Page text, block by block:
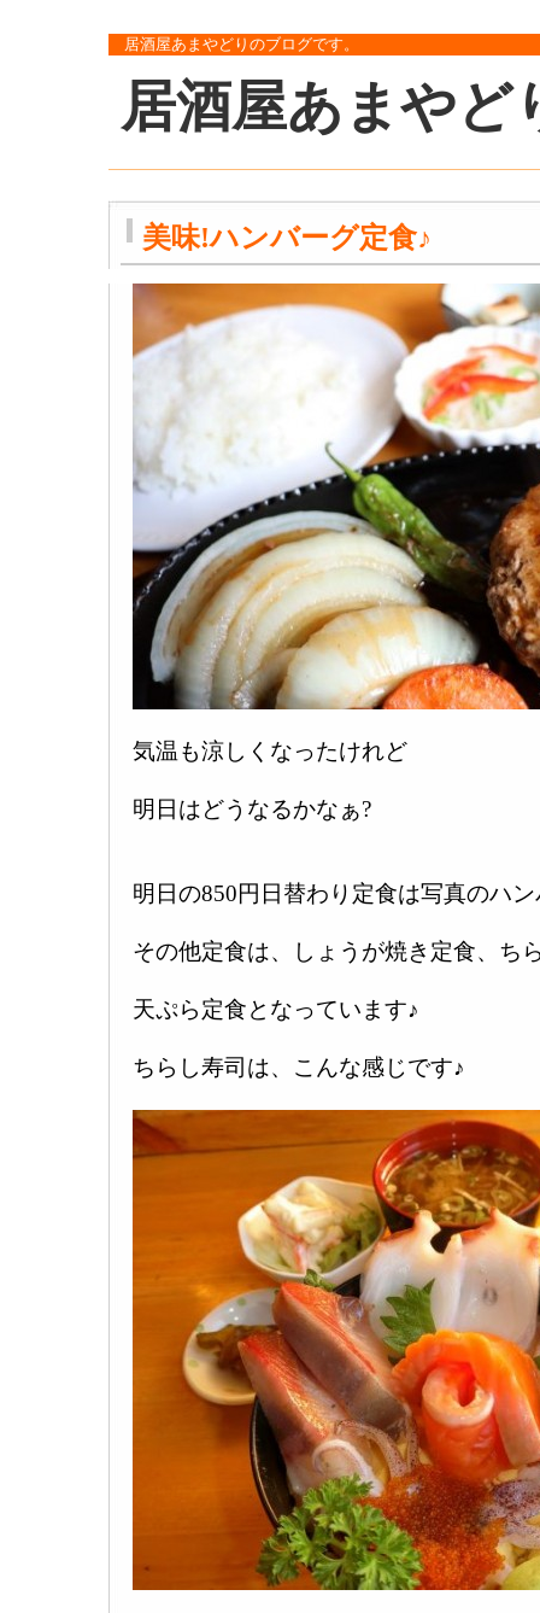
居酒屋あまやどりのブログです。
居酒屋あまやど
美味!ハンバーグ定食♪
気温も涼しくなったけれど
明日はどうなるかなぁ?
明日の850円日替わり定食は写真のハ
その他定食は、しょうが焼き定食、ち
天ぷら定食となっています♪
ちらし寿司は、こんな感じです♪